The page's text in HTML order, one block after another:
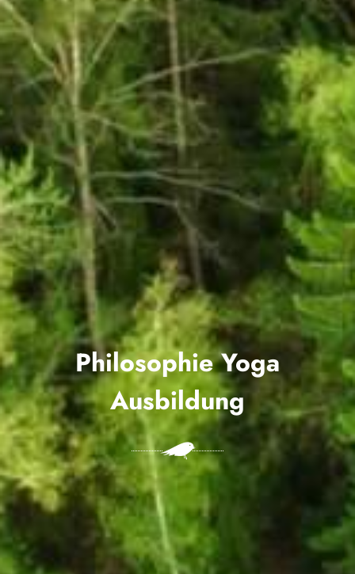
Philosophie Yoga
Ausbildung